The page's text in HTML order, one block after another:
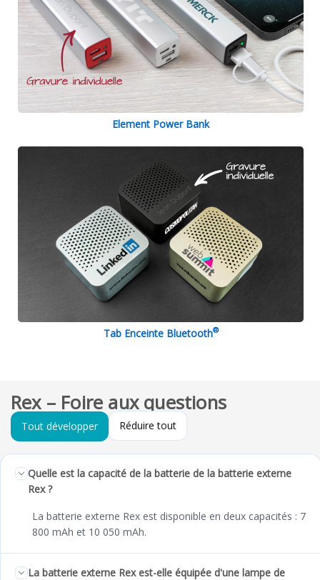
Element Power Bank
Tab Enceinte Bluetooth®
Rex – Foire aux questions
Tout développer Réduire tout
Quelle est la capacité de la batterie de la batterie externe
Rex ?
La batterie externe Rex est disponible en deux capacités : 7
800 mAh et 10 050 mAh.
La batterie externe Rex est-elle équipée d'une lampe de